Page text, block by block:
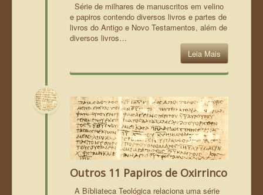
Série de milhares de manuscritos em velino
e papiros contendo diversos livros e partes de
livros do Antigo e Novo Testamentos, além de
diversos livros…
Leia Mais
Outros 11 Papiros de Oxirrinco
A Bíbliateca Teológica relaciona uma série